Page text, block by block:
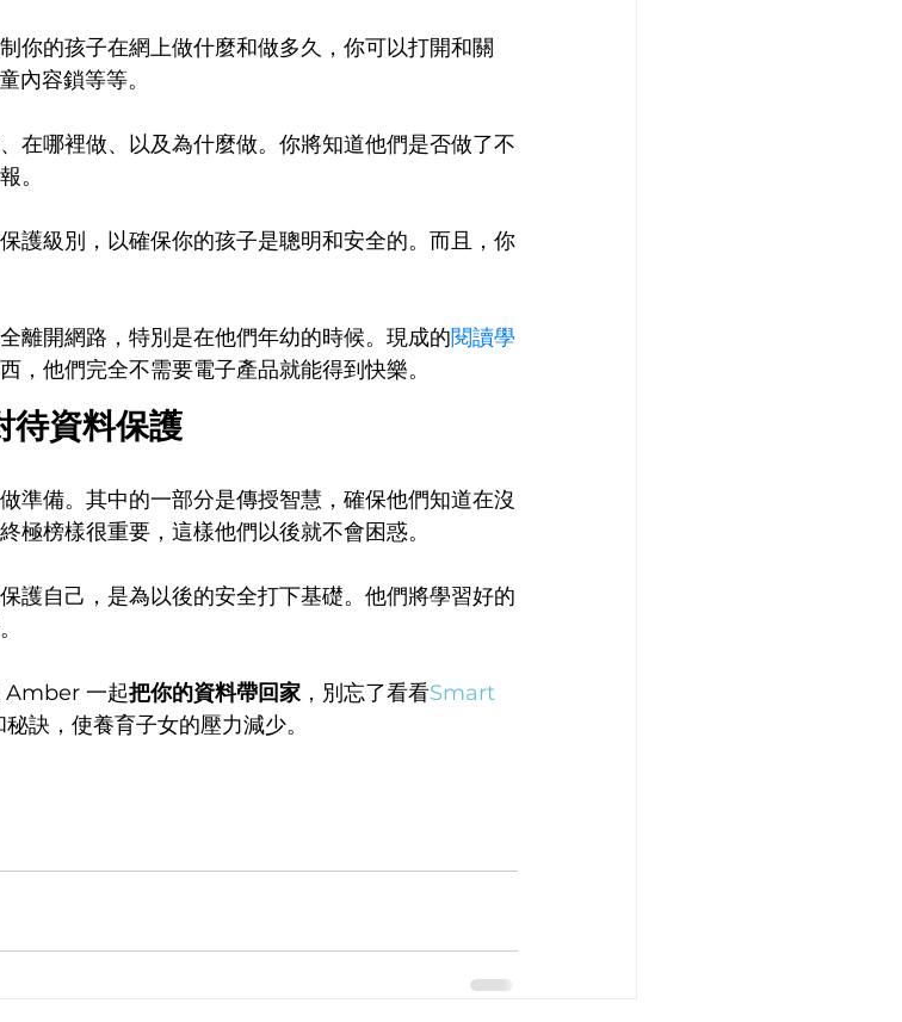
你的孩子在網上做什麼和做多久，你可以打開和關
內容鎖等等。
在哪裡做、以及為什麼做。你將知道他們是否做了不
。
護級別，以確保你的孩子是聰明和安全的。而且，你
離開網路，特別是在他們年幼的時候。現成的閱讀學
，他們完全不需要電子產品就能得到快樂。
待資料保護
準備。其中的一部分是傳授智慧，確保他們知道在沒
極榜樣很重要，這樣他們以後就不會困惑。
護自己，是為以後的安全打下基礎。他們將學習好的
Amber 一起把你的資料帶回家 ，別忘了看看Smart
訣，使養育子女的壓力減少。